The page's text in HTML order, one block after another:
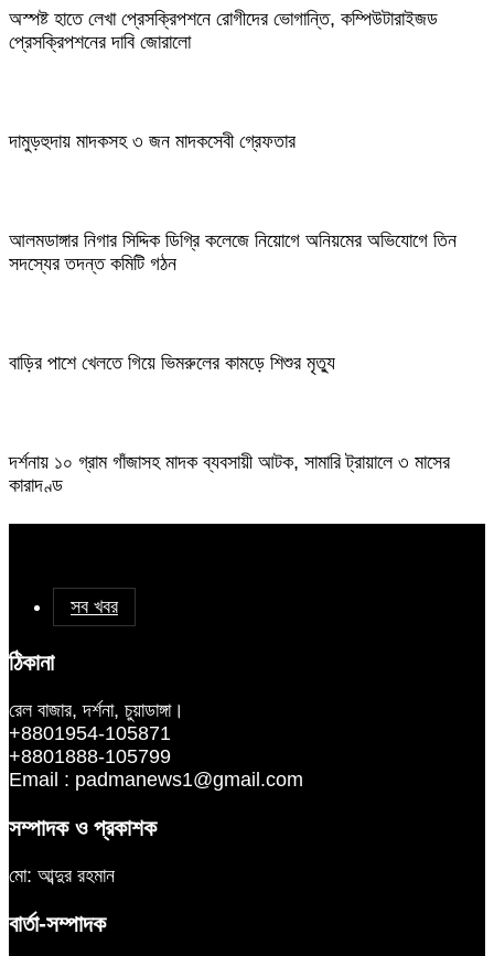
অস্পষ্ট হাতে লেখা প্রেসক্রিপশনে রোগীদের ভোগান্তি, কম্পিউটারাইজড
প্রেসক্রিপশনের দাবি জোরালো
দামুড়হুদায় মাদকসহ ৩ জন মাদকসেবী গ্রেফতার
আলমডাঙ্গার নিগার সিদ্দিক ডিগ্রি কলেজে নিয়োগে অনিয়মের অভিযোগে তিন
সদস্যের তদন্ত কমিটি গঠন
বাড়ির পাশে খেলতে গিয়ে ভিমরুলের কামড়ে শিশুর মৃত্যু
দর্শনায় ১০ গ্রাম গাঁজাসহ মাদক ব্যবসায়ী আটক, সামারি ট্রায়ালে ৩ মাসের
কারাদণ্ড
সব খবর
ঠিকানা
রেল বাজার, দর্শনা, চুয়াডাঙ্গা।
+8801954-105871
+8801888-105799
Email : padmanews1@gmail.com
সম্পাদক ও প্রকাশক
মো: আব্দুর রহমান
বার্তা-সম্পাদক